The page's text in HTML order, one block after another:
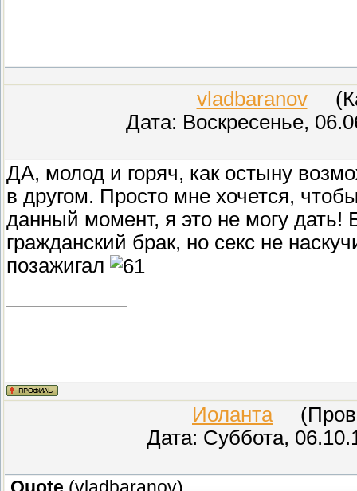
vladbaranov
Дата: Воскресенье,
ДА, молод и горяч, как остыну
в другом. Просто мне хочется,
данный момент, я это не могу дать!
гражданский брак, но секс не
позажигал
Иоланта
Дата: Суббота,